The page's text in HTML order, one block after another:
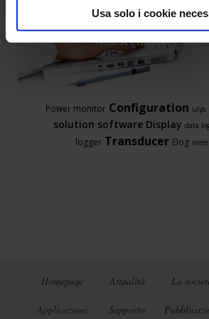
Usa solo i cookie
Assistenza tecnica
Power monitor Configuration ulys
solution software Display data
logger Transducer Elog
Homepage Attualità La
Applicazioni Supporto